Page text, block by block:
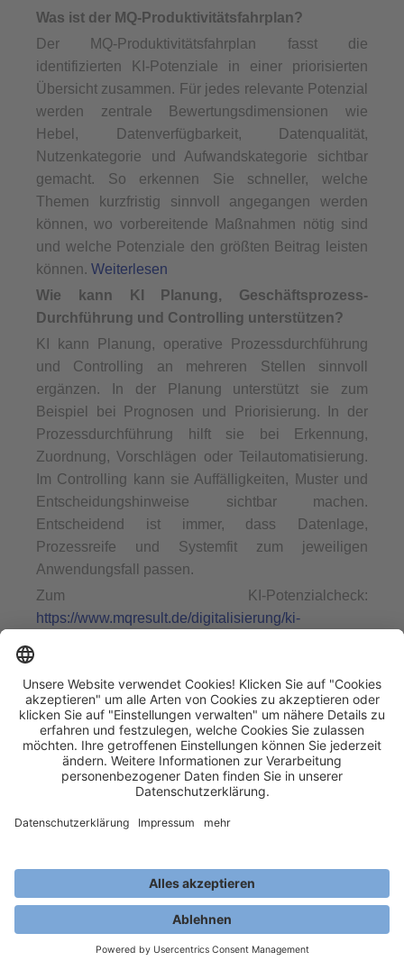
Was ist der MQ-Produktivitätsfahrplan?
Der MQ-Produktivitätsfahrplan fasst die
identifizierten KI-Potenziale in einer priorisierten
Übersicht zusammen. Für jedes relevante Potenzial
werden zentrale Bewertungsdimensionen wie
Hebel, Datenverfügbarkeit, Datenqualität,
Nutzenkategorie und Aufwandskategorie sichtbar
gemacht. So erkennen Sie schneller, welche
Themen kurzfristig sinnvoll angegangen werden
können, wo vorbereitende Maßnahmen nötig sind
und welche Potenziale den größten Beitrag leisten
können. Weiterlesen
Wie kann KI Planung, Geschäftsprozess-
Durchführung und Controlling unterstützen?
KI kann Planung, operative Prozessdurchführung
und Controlling an mehreren Stellen sinnvoll
ergänzen. In der Planung unterstützt sie zum
Beispiel bei Prognosen und Priorisierung. In der
Prozessdurchführung hilft sie bei Erkennung,
Zuordnung, Vorschlägen oder Teilautomatisierung.
Im Controlling kann sie Auffälligkeiten, Muster und
Entscheidungshinweise sichtbar machen.
Entscheidend ist immer, dass Datenlage,
Prozessreife und Systemfit zum jeweiligen
Anwendungsfall passen.
Zum KI-Potenzialcheck:
https://www.mqresult.de/digitalisierung/ki-
https://www.mqresult.de/cyber-erp-contest-2026/
Mit welchem MQ-Angebot sollten wir starten?
Das hängt von Ihrer Ausgangssituation ab. Wenn im
Unternehmen noch kein gemeinsames Verständnis
zu KI besteht, ist die KI-Grundlagenschulung ein
Fragestellungen haben und wissen möchten,
ist der KI-Potenzialcheck passend. Wenn zunächst
Transparenz über Prozesse, Systeme und
Digitalisierungsgrad fehlt, ist die
Digitalisierungslandkarte ein guter Startpunkt.